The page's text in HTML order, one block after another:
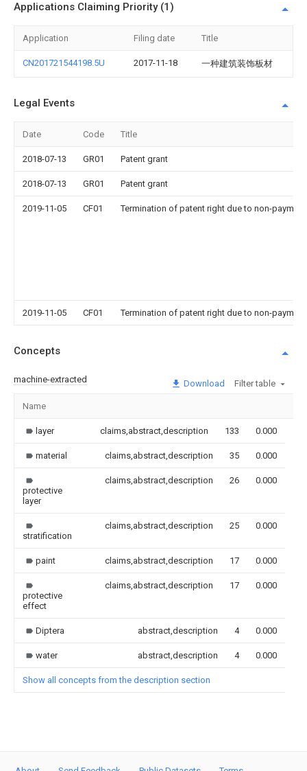
Applications Claiming Priority (1)
Application Filing date Title
CN201721544198.5U 2017-11-18 一种建筑装饰板材
Legal Events
Date Code Title
2018-07-13 GR01 Patent grant
2018-07-13 GR01 Patent grant
2019-11-05 CF01 Termination of patent right due to non-
2019-11-05 CF01 Termination of patent right due to non-
Concepts
machine-extracted Download Filter table
Name
layer claims,abstract,description 133 0.000
material claims,abstract,description 35 0.000
protective
layer
claims,abstract,description 26 0.000
stratification
claims,abstract,description 25 0.000
paint claims,abstract,description 17 0.000
protective
effect
claims,abstract,description 17 0.000
Diptera abstract,description 4 0.000
water abstract,description 4 0.000
Show all concepts from the description section